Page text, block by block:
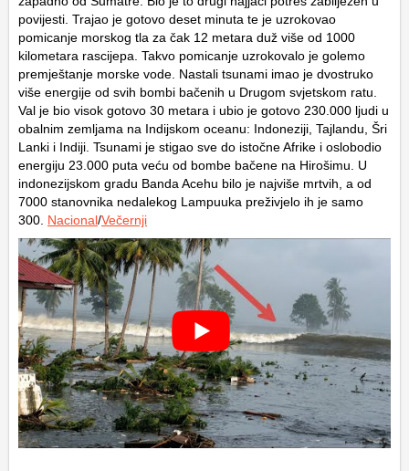
povijesti. Trajao je gotovo deset minuta te je uzrokovao
pomicanje morskog tla za čak 12 metara duž više od 1000
kilometara rascijepa. Takvo pomicanje uzrokovalo je golemo
premještanje morske vode. Nastali tsunami imao je dvostruko
više energije od svih bombi bačenih u Drugom svjetskom ratu.
Val je bio visok gotovo 30 metara i ubio je gotovo 230.000 ljudi u
obalnim zemljama na Indijskom oceanu: Indoneziji, Tajlandu, Šri
Lanki i Indiji. Tsunami je stigao sve do istočne Afrike i oslobodio
energiju 23.000 puta veću od bombe bačene na Hirošimu. U
indonezijskom gradu Banda Acehu bilo je najviše mrtvih, a od
7000 stanovnika nedalekog Lampuuka preživjelo ih je samo
300. Nacional/Večernji